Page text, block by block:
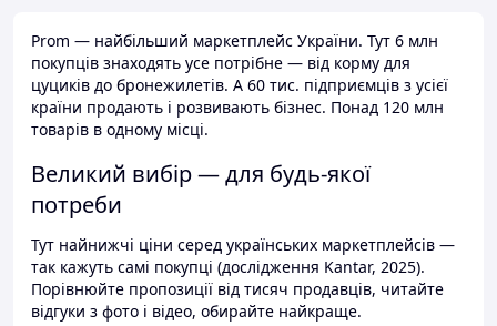
Prom — найбільший маркетплейс України. Тут 6 млн
покупців знаходять усе потрібне — від корму для
цуциків до бронежилетів. А 60 тис. підприємців з усієї
країни продають і розвивають бізнес. Понад 120 млн
товарів в одному місці.
Великий вибір — для будь-якої
потреби
Тут найнижчі ціни серед українських маркетплейсів —
так кажуть самі покупці (дослідження Kantar, 2025).
Порівнюйте пропозиції від тисяч продавців, читайте
відгуки з фото і відео, обирайте найкраще.